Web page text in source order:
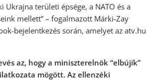
Ukrajna területi épsége, a NATO és a
mellett” – fogalmazott Márki-Zay
bejelentkezés során, amelyet az atv.hu
az, hogy a miniszterelnök “elbújik”
mögött. Az ellenzéki